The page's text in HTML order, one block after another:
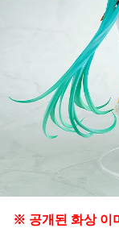
※ 공개된 화상 이